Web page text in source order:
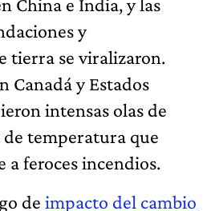
China e India, y las
y
tierra se viralizaron.
Canadá y Estados
intensas olas de
temperatura que
a feroces incendios.
de impacto del cambio